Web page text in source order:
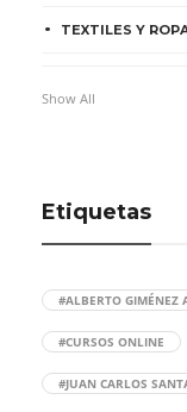
TEXTILES Y
Show All
Etiquetas
#ALBERTO GIMÉNEZ
#CURSOS ONLINE
#JUAN CARLOS